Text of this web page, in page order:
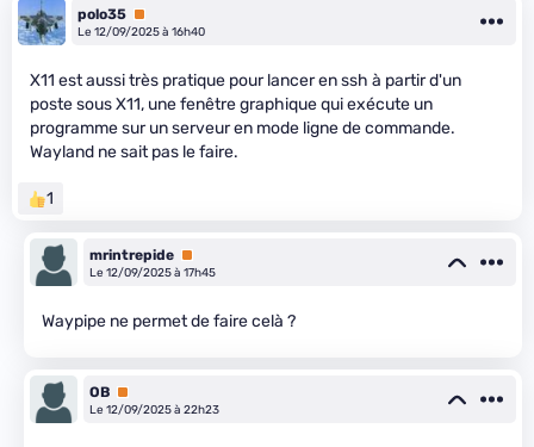
polo35 Premium
Le 12/09/2025 à 16h40
X11 est aussi très pratique pour lancer en ssh à partir d'un
poste sous X11, une fenêtre graphique qui exécute un
programme sur un serveur en mode ligne de commande.
Wayland ne sait pas le faire.
1
mrintrepide Premium
Le 12/09/2025 à 17h45
Waypipe ne permet de faire celà ?
OB Premium
Le 12/09/2025 à 22h23